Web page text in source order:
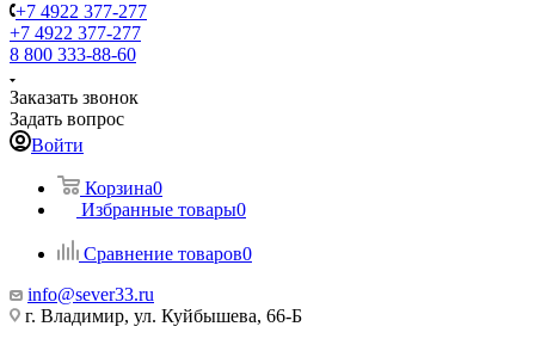
+7 4922 377-277
+7 4922 377-277
8 800 333-88-60
Заказать звонок
Задать вопрос
Войти
Корзина0
Избранные товары0
Сравнение товаров0
info@sever33.ru
г. Владимир, ул. Куйбышева, 66-Б